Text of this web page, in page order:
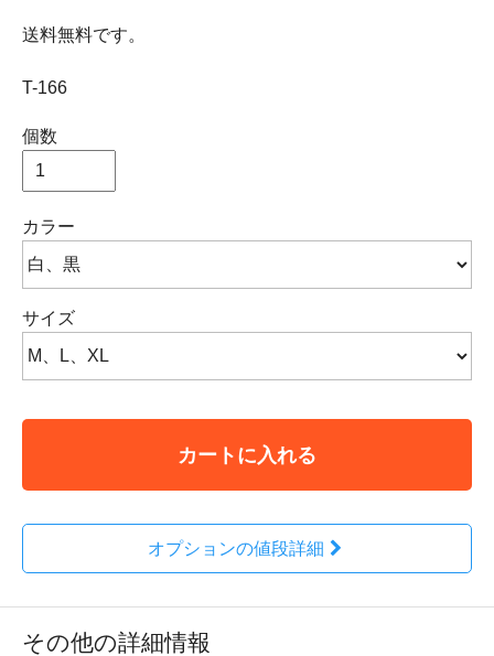
送料無料です。
T-166
個数
カラー
サイズ
カートに入れる
オプションの値段詳細
その他の詳細情報